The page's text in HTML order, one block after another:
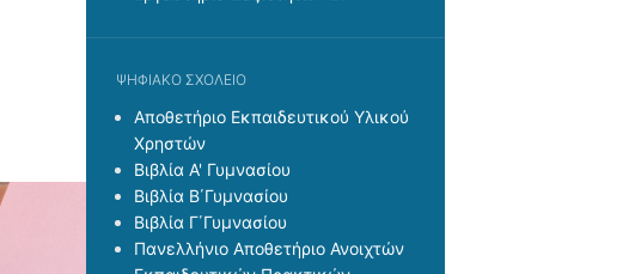
ΨΗΦΙΑΚΌ ΣΧΟΛΕΊΟ
Αποθετήριο Εκπαιδευτικού Υλικού
Χρηστών
Βιβλία Α' Γυμνασίου
Βιβλία Β΄Γυμνασίου
Βιβλία Γ΄Γυμνασίου
Πανελλήνιο Αποθετήριο Ανοιχτών